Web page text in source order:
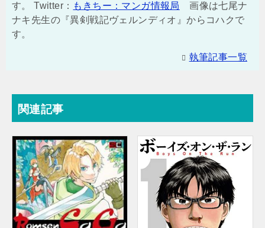
す。 Twitter： もきちー：マンガ情報局
画像は七尾ナ
ナキ先生の『異剣戦記ヴェルンディオ』からコハクで
す。
執筆記事一覧
関連記事